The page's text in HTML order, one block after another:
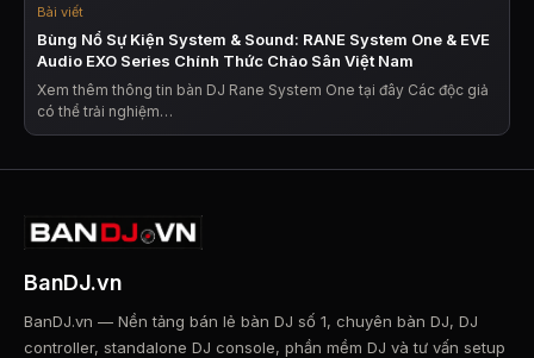
Bài viết
Bùng Nổ Sự Kiện System & Sound: RANE System One & EVE
Audio EXO Series Chính Thức Chào Sân Việt Nam
Xem thêm thông tin bàn DJ Rane System One tại đây Các độc giả
có thể trải nghiệm…
BanDJ.vn
BanDJ.vn — Nền tảng bán lẻ bàn DJ số 1, chuyên bàn DJ, DJ
controller, standalone DJ console, phần mềm DJ và tư vấn setup